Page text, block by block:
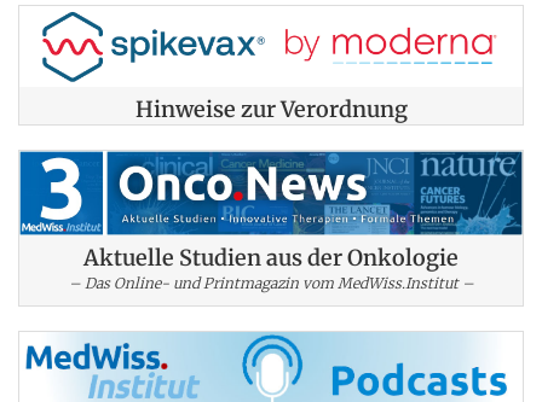
Hinweise zur Verordnung
Aktuelle Studien aus der Onkologie
– Das Online- und Printmagazin vom MedWiss.Institut –